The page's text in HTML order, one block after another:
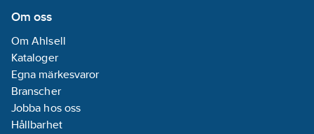
Om oss
Om Ahlsell
Kataloger
Egna märkesvaror
Branscher
Jobba hos oss
Hållbarhet